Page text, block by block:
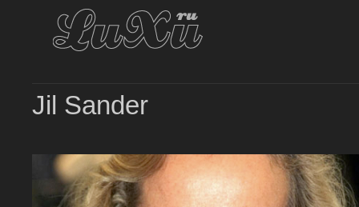
Jil Sander